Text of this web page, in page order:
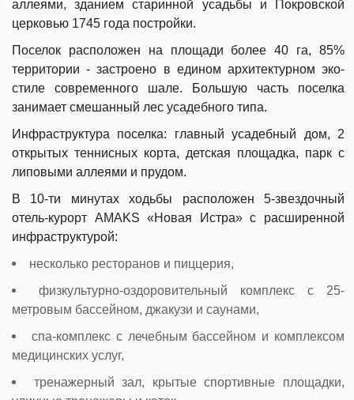
аллеями, зданием старинной усадьбы и Покровской
церковью 1745 года постройки.
Поселок расположен на площади более 40 га, 85%
территории - застроено в едином архитектурном эко-
стиле современного шале. Большую часть поселка
занимает смешанный лес усадебного типа.
Инфраструктура поселка: главный усадебный дом, 2
открытых теннисных корта, детская площадка, парк с
липовыми аллеями и прудом.
В 10-ти минутах ходьбы расположен 5-звездочный
отель-курорт AMAKS «Новая Истра» с расширенной
инфраструктурой:
несколько ресторанов и пиццерия,
физкультурно-оздоровительный комплекс с 25-
метровым бассейном, джакузи и саунами,
спа-комплекс с лечебным бассейном и комплексом
медицинских услуг,
тренажерный зал, крытые спортивные площадки,